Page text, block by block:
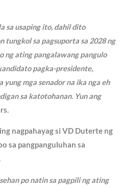
sa usaping ito, dahil dito
tungkol sa pagsuporta sa 2028 ng
ng ating pangalawang pangulo
pagka-presidente,
mga senador na ika nga eh
sa katotohanan. Yun ang
nagpahayag si VD Duterte ng
sa pangpanguluhan sa
po natin sa pagpili ng ating